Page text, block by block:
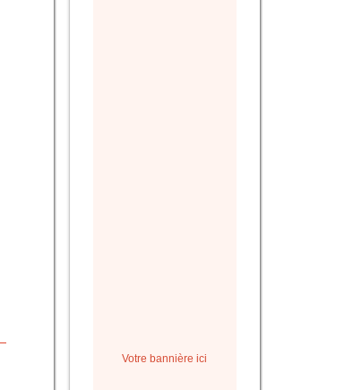
Votre bannière ici